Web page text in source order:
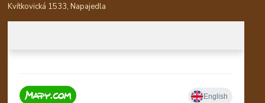
Kvítkovická 1533, Napajedla